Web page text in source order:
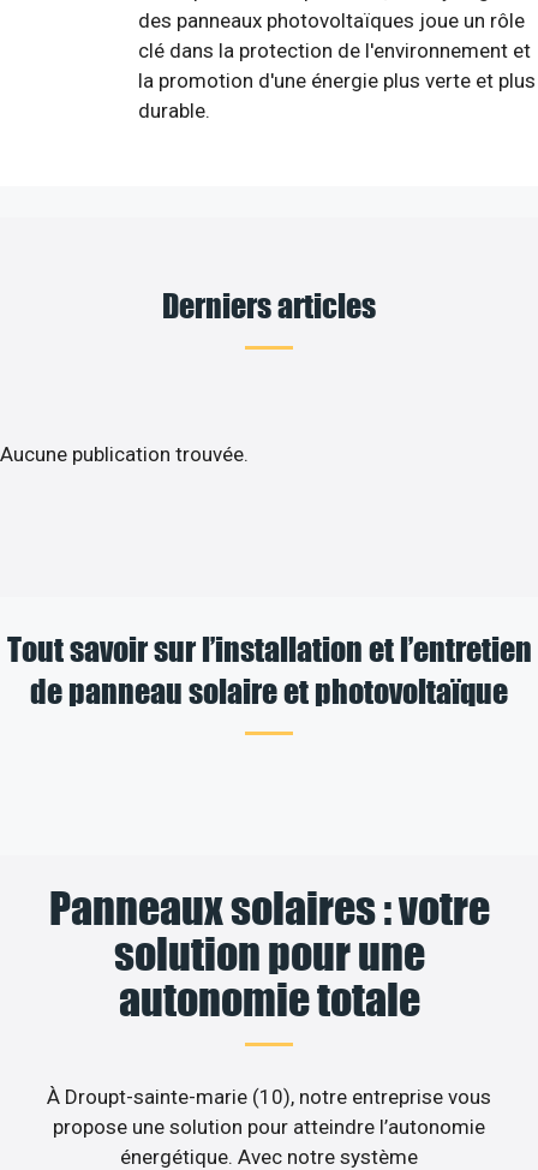
des panneaux photovoltaïques joue un rôle
clé dans la protection de l'environnement et
la promotion d'une énergie plus verte et plus
durable.
Derniers articles
Aucune publication trouvée.
Tout savoir sur l’installation et l’entretien
de panneau solaire et photovoltaïque
Panneaux solaires : votre
solution pour une
autonomie totale
À Droupt-sainte-marie (10), notre entreprise vous
propose une solution pour atteindre l’autonomie
énergétique. Avec notre système